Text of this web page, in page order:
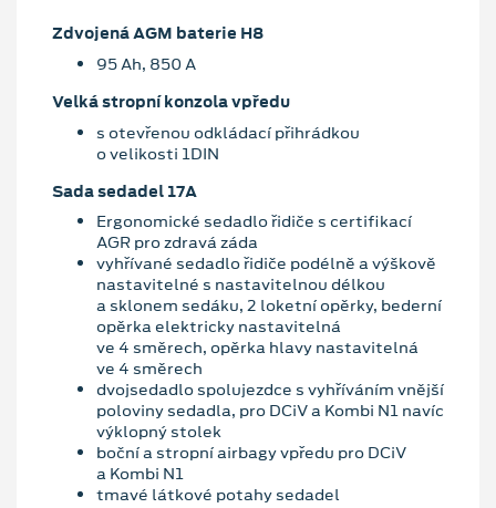
Zdvojená AGM baterie H8
95 Ah, 850 A
Velká stropní konzola vpředu
s otevřenou odkládací přihrádkou
o velikosti 1DIN
Sada sedadel 17A
Ergonomické sedadlo řidiče s certifikací
AGR pro zdravá záda
vyhřívané sedadlo řidiče podélně a výškově
nastavitelné s nastavitelnou délkou
a sklonem sedáku, 2 loketní opěrky, bederní
opěrka elektricky nastavitelná
ve 4 směrech, opěrka hlavy nastavitelná
ve 4 směrech
dvojsedadlo spolujezdce s vyhříváním vnější
poloviny sedadla, pro DCiV a Kombi N1 navíc
výklopný stolek
boční a stropní airbagy vpředu pro DCiV
a Kombi N1
tmavé látkové potahy sedadel